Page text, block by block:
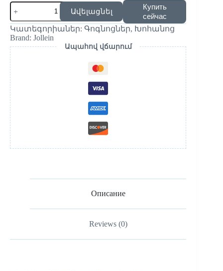
Количество
товара
Ջրակայուն
գոգնոց
-
Miffy
Heads
-
5
հատ
Ավելացնել
Купить
сейчас
Կատեգորիաներ: Գոգնոցներ, Խոհանոց
Brand: Jollein
Ապահով վճարում
Описание
Reviews (0)